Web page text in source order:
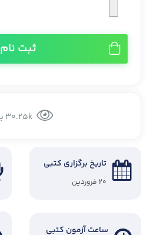
ثبت نام
تاریخ برگزاری کتبی
۲۰ فروردین
ساعت آزمون کتبی